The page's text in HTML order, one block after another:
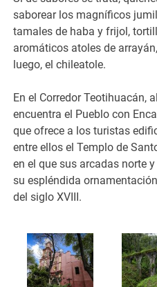
saborear los magníficos
tamales de haba y frijol,
aromáticos atoles de
luego, el chileatole.
En el Corredor Teotihuacán,
encuentra el Pueblo con
que ofrece a los turistas
entre ellos el Templo de
en el que sus arcadas norte
su espléndida
del siglo XVIII.